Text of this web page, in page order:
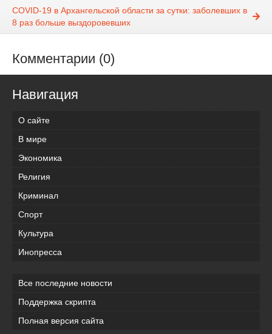
COVID-19 в Архангельской области за сутки: заболевших в
8 раз больше выздоровевших
Комментарии (0)
Навигация
О сайте
В мире
Экономика
Религия
Криминал
Спорт
Культура
Инопресса
Все последние новости
Поддержка скрипта
Полная версия сайта